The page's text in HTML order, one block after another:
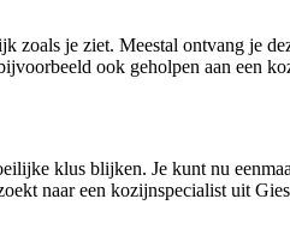
je ziet. Meestal ontvang je
ook geholpen aan een
klus blijken. Je kunt nu
naar een kozijnspecialist uit